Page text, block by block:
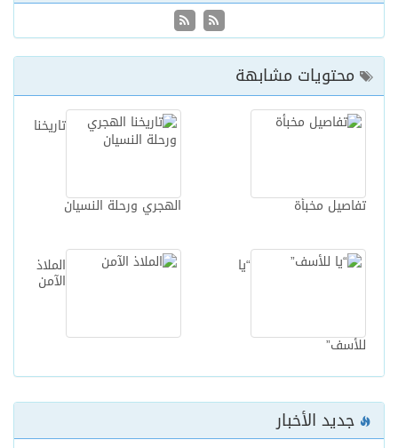
محتويات مشابهة
تاريخنا
الهجري ورحلة النسيان تفاصيل مخبأة
الملاذ
الآمن
“يا
للأسف”
جديد الأخبار